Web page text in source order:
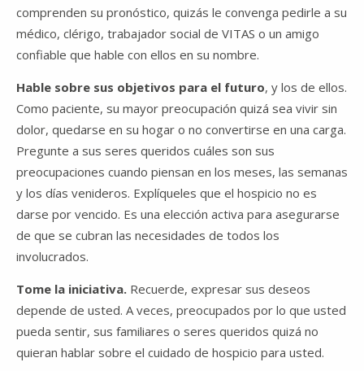
comprenden su pronóstico, quizás le convenga pedirle a su
médico, clérigo, trabajador social de VITAS o un amigo
confiable que hable con ellos en su nombre.
Hable sobre sus objetivos para el futuro, y los de ellos.
Como paciente, su mayor preocupación quizá sea vivir sin
dolor, quedarse en su hogar o no convertirse en una carga.
Pregunte a sus seres queridos cuáles son sus
preocupaciones cuando piensan en los meses, las semanas
y los días venideros. Explíqueles que el hospicio no es
darse por vencido. Es una elección activa para asegurarse
de que se cubran las necesidades de todos los
involucrados.
Tome la iniciativa. Recuerde, expresar sus deseos
depende de usted. A veces, preocupados por lo que usted
pueda sentir, sus familiares o seres queridos quizá no
quieran hablar sobre el cuidado de hospicio para usted.